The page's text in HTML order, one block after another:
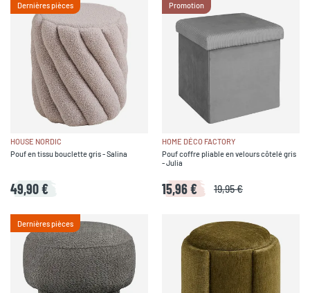
Dernières pièces
HOUSE NORDIC
Pouf en tissu bouclette gris - Salina
49,90 €
Promotion
HOME DÉCO FACTORY
Pouf coffre pliable en velours côtelé gris
- Julia
15,96 € 19,95 €
Dernières pièces